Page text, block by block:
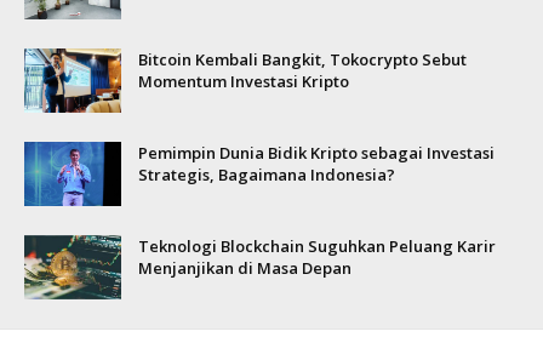
Bitcoin Kembali Bangkit, Tokocrypto Sebut
Momentum Investasi Kripto
Pemimpin Dunia Bidik Kripto sebagai Investasi
Strategis, Bagaimana Indonesia?
Teknologi Blockchain Suguhkan Peluang Karir
Menjanjikan di Masa Depan